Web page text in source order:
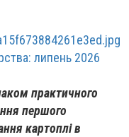
липень 2026
практичного
першого
картоплі в